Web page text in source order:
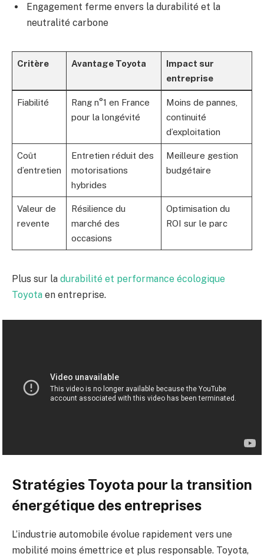
Engagement ferme envers la durabilité et la
neutralité carbone
Critère Avantage Toyota
Impact sur
entreprise
Fiabilité
Rang n°1 en France
pour la longévité
Moins de pannes,
continuité
d’exploitation
Coût
d’entretien
Entretien réduit des
motorisations
hybrides
Meilleure gestion
budgétaire
Valeur de
revente
Résilience du
marché des
occasions
Optimisation du
ROI sur le parc
Plus sur la durabilité et performance écologique
Toyota en entreprise.
Stratégies Toyota pour la transition
énergétique des entreprises
L’industrie automobile évolue rapidement vers une
mobilité moins émettrice et plus responsable. Toyota,